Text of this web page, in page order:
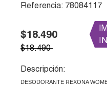
Referencia: 78084117
$18.490
$18.490
Descripción:
DESODORANTE REXONA